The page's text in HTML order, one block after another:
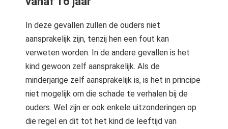
In deze gevallen zullen de ouders niet
aansprakelijk zijn, tenzij hen een fout kan
verweten worden. In de andere gevallen is het
kind gewoon zelf aansprakelijk. Als de
minderjarige zelf aansprakelijk is, is het in principe
niet mogelijk om die schade te verhalen bij de
ouders. Wel zijn er ook enkele uitzonderingen op
die regel en dit tot het kind de leeftijd van